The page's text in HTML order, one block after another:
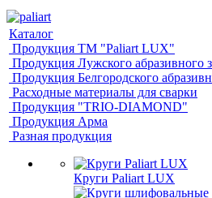
Каталог
Продукция ТМ "Paliart LUX"
Продукция Лужского абразивного
Продукция Белгородского
Расходные материалы для сварки
Продукция "TRIO-DIAMOND"
Продукция Арма
Разная продукция
Круги Paliart LUX